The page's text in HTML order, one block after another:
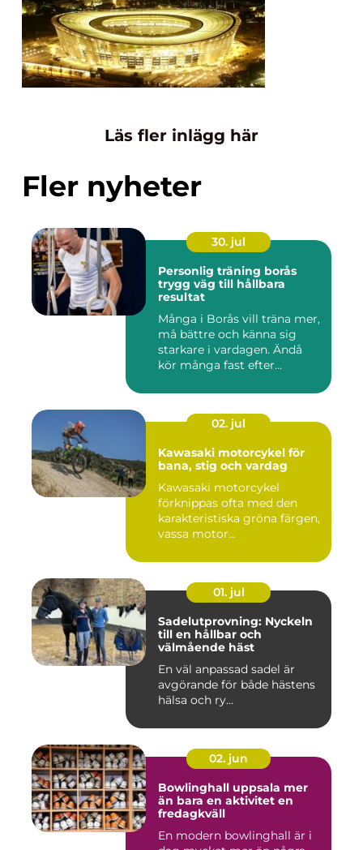
Läs fler inlägg här
Fler nyheter
30. jul
Personlig träning borås
trygg väg till hållbara
resultat
Många i Borås vill träna mer,
må bättre och känna sig
starkare i vardagen. Ändå
kör många fast efter...
02. jul
Kawasaki motorcykel för
bana, stig och vardag
Kawasaki motorcykel
förknippas ofta med den
karakteristiska gröna färgen,
vassa motor...
01. jul
Sadelutprovning: Nyckeln
till en hållbar och
välmående häst
En väl anpassad sadel är
avgörande för både hästens
hälsa och ry...
02. jun
Bowlinghall uppsala mer
än bara en aktivitet en
fredagkväll
En modern bowlinghall är i